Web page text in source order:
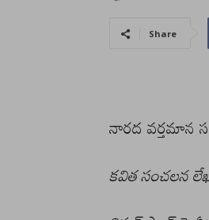
Share
నారద వర్తమాన
కవిత సంచలన